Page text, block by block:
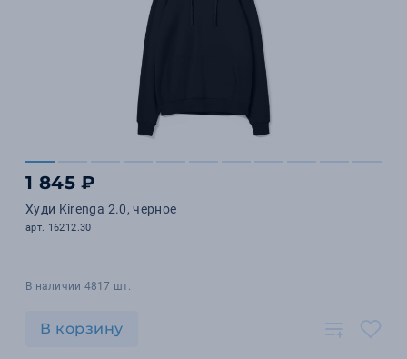
1 845 ₽
Худи Kirenga 2.0, черное
арт. 16212.30
В наличии 4817 шт.
В корзину